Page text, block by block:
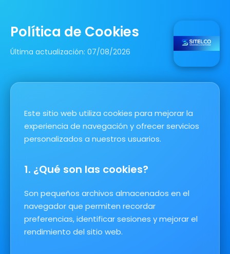
Política de Cookies
Última actualización: 07/08/2026
Este sitio web utiliza cookies para mejorar la
experiencia de navegación y ofrecer servicios
personalizados a nuestros usuarios.
1. ¿Qué son las cookies?
Son pequeños archivos almacenados en el
navegador que permiten recordar
preferencias, identificar sesiones y mejorar el
rendimiento del sitio web.